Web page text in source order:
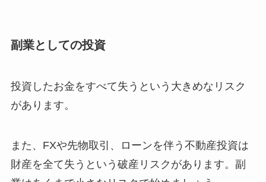
副業としての投資
投資したお金をすべて失うという大きめなリスク
があります。
また、FXや先物取引、ローンを伴う不動産投資は
財産を全て失うという破産リスクがあります。副